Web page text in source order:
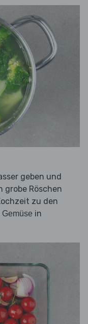
geben und
grobe Röschen
zu den
Gemüse in